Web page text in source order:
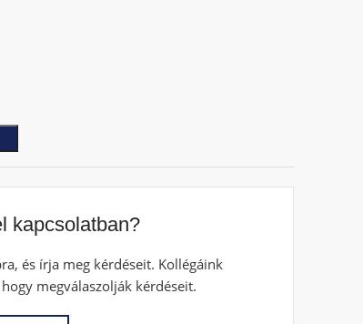
kapcsolatban?
és írja meg kérdéseit. Kollégáink
megválaszolják kérdéseit.